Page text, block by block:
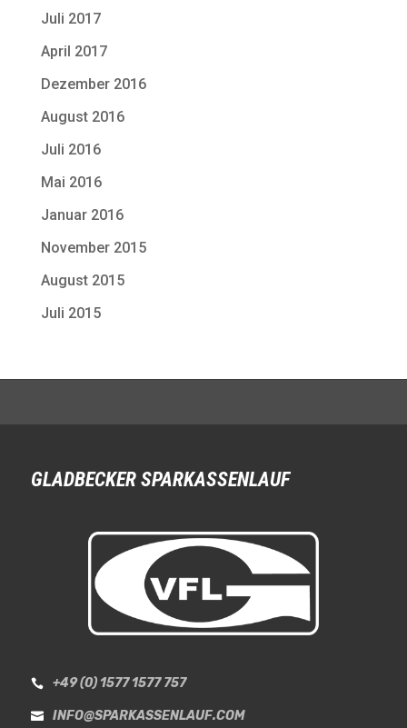
Juli 2017
April 2017
Dezember 2016
August 2016
Juli 2016
Mai 2016
Januar 2016
November 2015
August 2015
Juli 2015
GLADBECKER SPARKASSENLAUF
 +49 (0) 1577 1577 757
 INFO@SPARKASSENLAUF.COM